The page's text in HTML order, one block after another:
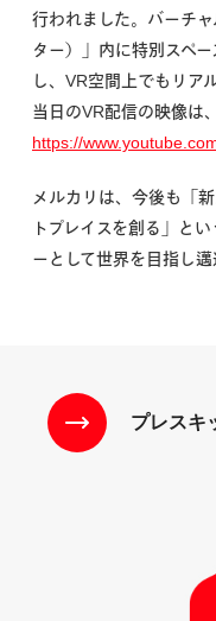
行われました。バーチ
ター）」内に特別スペ
し、VR空間上でもリア
当日のVR配信の映像は
https://
メルカリは、今後も「
トプレイスを創る」と
ーとして世界を目指し邁
プレスキ